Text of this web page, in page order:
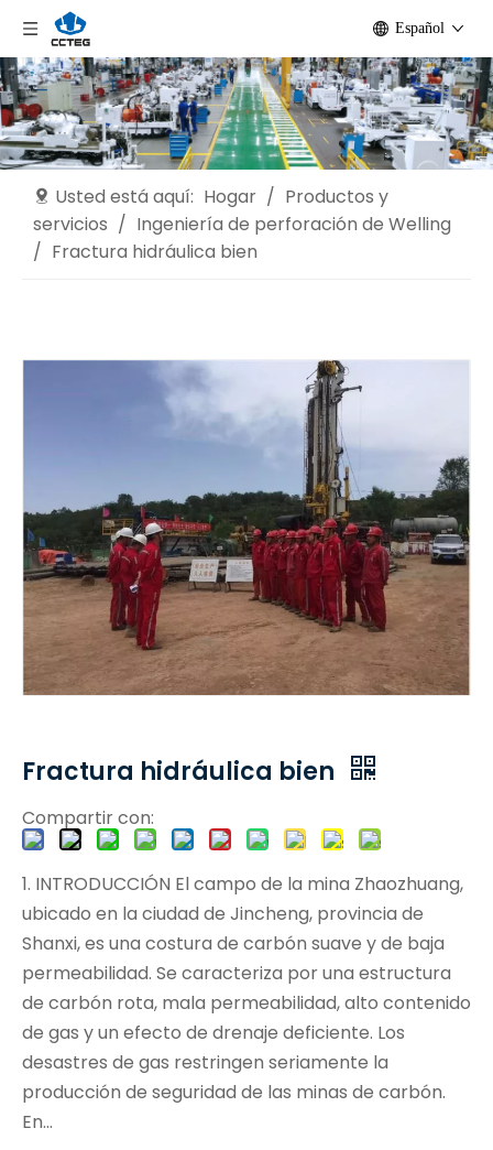
Español
Usted está aquí: Hogar / Productos y
servicios / Ingeniería de perforación de Welling
/ Fractura hidráulica bien
Fractura hidráulica bien
Compartir con:
1. INTRODUCCIÓN El campo de la mina Zhaozhuang,
ubicado en la ciudad de Jincheng, provincia de
Shanxi, es una costura de carbón suave y de baja
permeabilidad. Se caracteriza por una estructura
de carbón rota, mala permeabilidad, alto contenido
de gas y un efecto de drenaje deficiente. Los
desastres de gas restringen seriamente la
producción de seguridad de las minas de carbón.
En...